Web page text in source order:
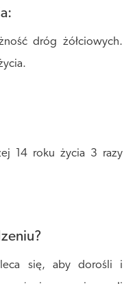
dróg żółciowych.
14 roku życia 3 razy
się, aby dorośli i